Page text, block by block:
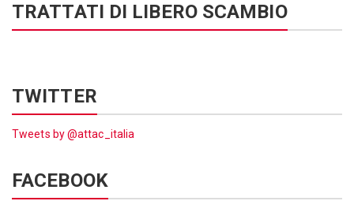
TRATTATI DI LIBERO SCAMBIO
TWITTER
Tweets by @attac_italia
FACEBOOK